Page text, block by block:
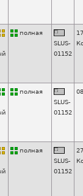
полная
SLUS-
01152
полная
SLUS-
01152
полная
SLUS-
01152